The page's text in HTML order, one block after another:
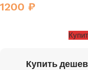
1200 ₽
Купить